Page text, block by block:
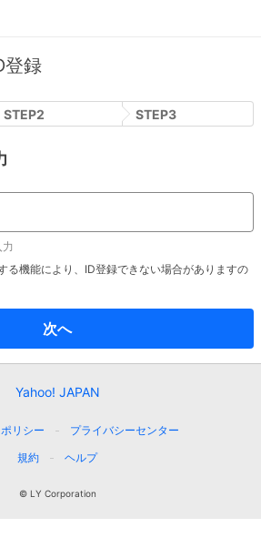
登録
STEP2 STEP3
る機能により、ID登録できない場合がありますの
次へ
Yahoo! JAPAN
リシー
プライバシーセンター
規約
ヘルプ
© LY Corporation